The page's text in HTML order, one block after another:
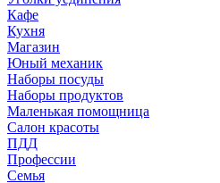
Кафе
Кухня
Магазин
Юный механик
Наборы посуды
Наборы продуктов
Маленькая помощница
Салон красоты
ПДД
Профессии
Семья